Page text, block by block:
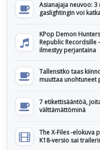
Asianajaja neuvoo:
gaslightingin voi
KPop Demon
Republic Recordsille
ilmestyy perjantaina
Tallensitko taas
muuttaa unohtuneet
7 etikettisääntöä,
välttämättöminä
The X-Files -elokuva
K18-versio sai